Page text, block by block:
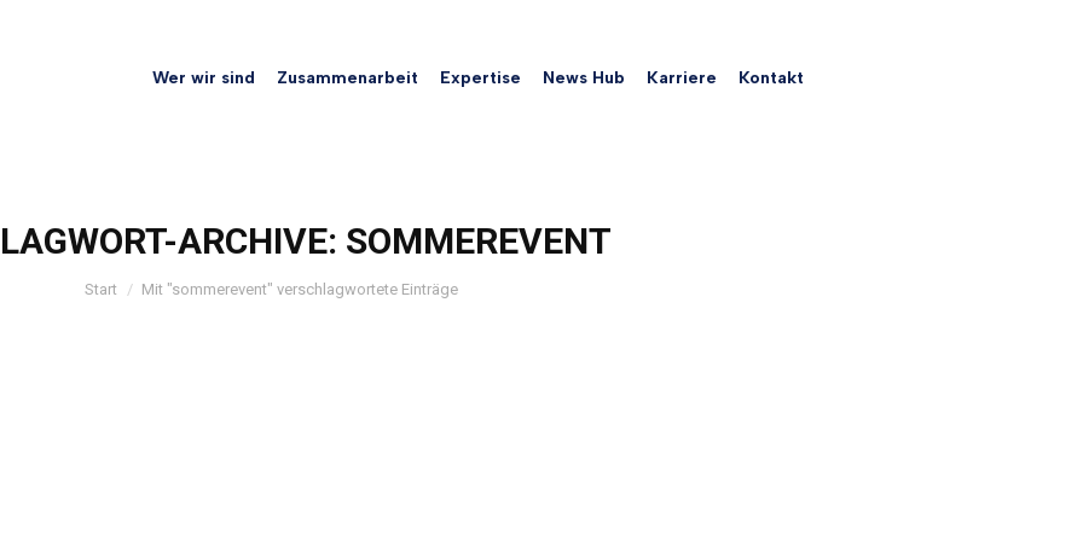
Wer wir sind Zusammenarbeit Expertise News Hub Karriere Kontakt
ARCHIVE: SOMMEREVENT
Sie befinden sich hier:
Start Mit "sommerevent" verschlagwortete Einträge